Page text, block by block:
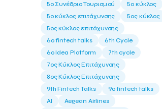
5ο Συνέδριο Τουρισμού
5ο κύκλος
5ο κύκλος επιτάχυνσης
5ος κύκλος
5ος κύκλος επιτάχυνσης
6o fintech talks
6th Cycle
6ο Idea Platform
7th cycle
7ος Κύκλος Επιτάχυνσης
8ος Κύκλος Επιτάχυνσης
9th Fintech Talks
9ο fintech talks
AI
Aegean Airlines